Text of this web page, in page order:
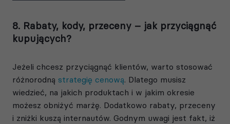
8. Rabaty, kody, przeceny – jak przyciągnąć
kupujących?
Jeżeli chcesz przyciągnąć klientów, warto stosować
różnorodną strategię cenową. Dlatego musisz
wiedzieć, na jakich produktach i w jakim okresie
możesz obniżyć marżę. Dodatkowo rabaty, przeceny
i zniżki kuszą internautów. Godnym uwagi jest fakt, iż